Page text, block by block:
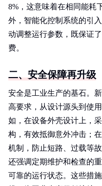
8%，这意味着在相同能耗
外，智能化控制系统的引
动调整运行参数，既保证
费。
二、安全保障再升级
安全是工业生产的基石。
高要求，从设计源头到使
如，在设备外壳设计上，
构，有效抵御意外冲击；
机制，防止短路、过载等
还强调定期维护和检查的
可靠的运行状态。这些措